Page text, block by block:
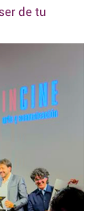
de tu